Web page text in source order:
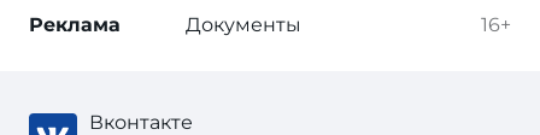
16+
Реклама Документы
Вконтакте